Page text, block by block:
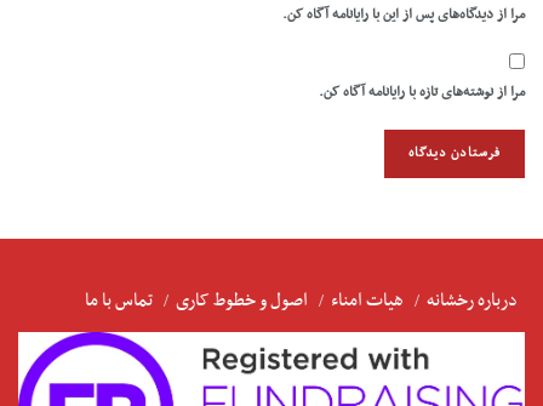
مرا از دیدگاه‌های پس از این با رایانامه آگاه کن.
مرا از نوشته‌های تازه با رایانامه آگاه کن.
درباره رخشانه هیات امناء اصول و خطوط کاری تماس با ما